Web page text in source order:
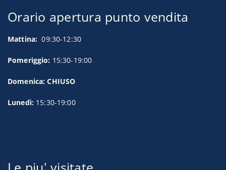
Orario apertura punto vendita
Mattina: 09:30-12:30
Pomeriggio: 15:30-19:00
Domenica: CHIUSO
Lunedì: 15:30-19:00